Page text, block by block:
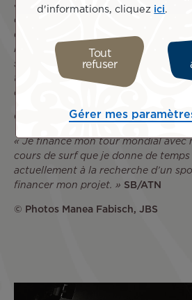
« Je suis fier et reconnaissant de
compagnie Air Tahiti Nui. C’est une
qui me permet de réaliser mon rêve
le Fenua à l’international. Tahiti, l’île
suis né et où je vis, est mon île
tour de l’île pour trouver le meilleur
conditions météo. »
Comment finances-tu ton projet
« Je finance mon tour mondial avec
cours de surf que je donne de temps
actuellement à la recherche d’un
financer mon projet. » SB/ATN
© Photos Manea Fabisch, JBS
d'informations, cliquez ici.
Tout
refuser
Gérer mes